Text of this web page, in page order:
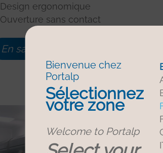
Design ergonomique
Ouverture sans contact
En savoir plus
Bienvenue chez
Portalp
Sélectionnez
votre zone
Welcome to Portalp